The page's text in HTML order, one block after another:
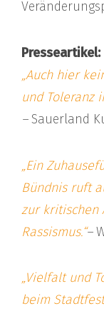
Presseartikel:
„Auch hier
und Toleranz
–Sauerland
„Ein
Bündnis ruft
zur kritischen
Rassismus.“–
„Vielfalt und
beim